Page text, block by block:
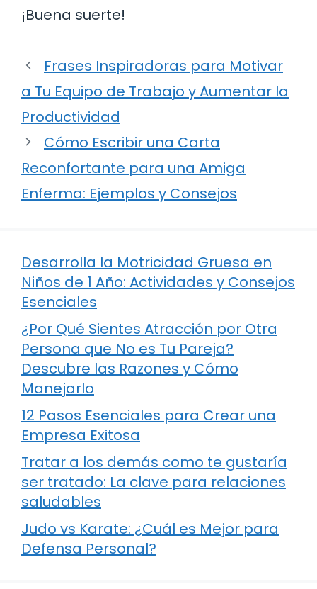
¡Buena suerte!
Frases Inspiradoras para Motivar
a Tu Equipo de Trabajo y Aumentar la
Productividad
Cómo Escribir una Carta
Reconfortante para una Amiga
Enferma: Ejemplos y Consejos
Desarrolla la Motricidad Gruesa en
Niños de 1 Año: Actividades y Consejos
Esenciales
¿Por Qué Sientes Atracción por Otra
Persona que No es Tu Pareja?
Descubre las Razones y Cómo
Manejarlo
12 Pasos Esenciales para Crear una
Empresa Exitosa
Tratar a los demás como te gustaría
ser tratado: La clave para relaciones
saludables
Judo vs Karate: ¿Cuál es Mejor para
Defensa Personal?